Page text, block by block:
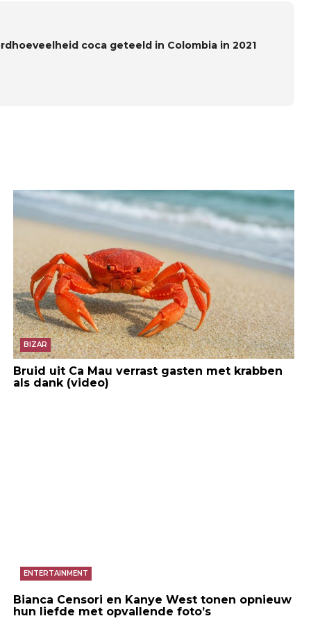
coca geteeld in Colombia in 2021
BIZAR
Bruid uit Ca Mau verrast gasten met krabben
als dank (video)
ENTERTAINMENT
Bianca Censori en Kanye West tonen opnieuw
hun liefde met opvallende foto’s